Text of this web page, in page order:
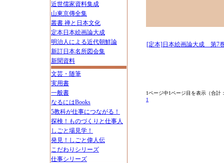
近世儒家資料集成
山東京傳全集
叢書 禅と日本文化
定本日本絵画論大成
明治人による近代朝鮮論
新訂日本名所図会集
新聞資料
文芸・随筆
実用書
一般書
なるにはBooks
5教科が仕事につながる！
探検！ものづくりと仕事人
しごと場見学！
発見！しごと偉人伝
こだわりシリーズ
仕事シリーズ
[定本]日本絵画論大成 第7
1ページ中1ページ目を表示（合計
1